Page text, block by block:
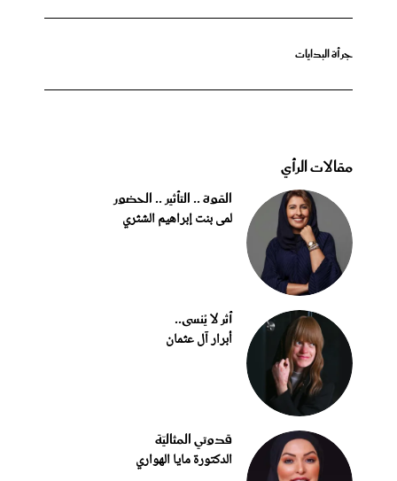
جرأة البدايات
مقالات الرأي
القوة .. التأثير .. الحضور
لمى بنت إبراهيم الشثري
أثر لا يُنسى..
أبرار آل عثمان
قدوتي المثاليّة
الدكتورة مايا الهواري